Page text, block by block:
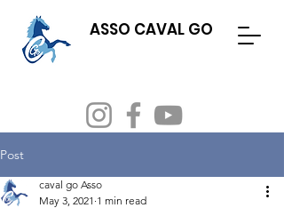
ASSO CAVAL GO
Post
caval go Asso
May 3, 2021 1 min read